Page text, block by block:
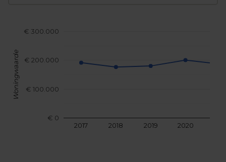
2017 2018 2019 2020
€ 0
€ 100.000
€ 200.000
€ 300.000
Woningwaarde